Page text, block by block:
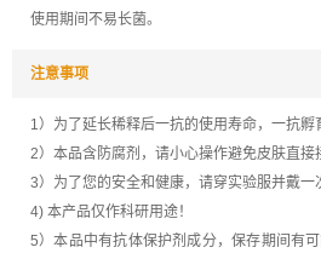
使用期间不易长菌。
注意事项
1）为了延长稀释后一抗的使用寿命，一抗孵
2）本品含防腐剂，请小心操作避免皮肤直接
3）为了您的安全和健康，请穿实验服并戴一
4) 本产品仅作科研用途！
5）本品中有抗体保护剂成分，保存期间有